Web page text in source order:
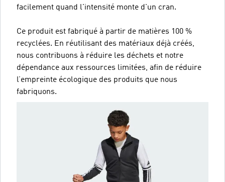
facilement quand l'intensité monte d'un cran.
Ce produit est fabriqué à partir de matières 100 %
recyclées. En réutilisant des matériaux déjà créés,
nous contribuons à réduire les déchets et notre
dépendance aux ressources limitées, afin de réduire
l’empreinte écologique des produits que nous
fabriquons.